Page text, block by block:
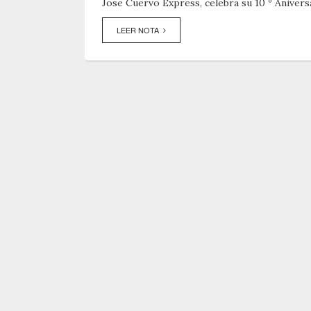
Jose Cuervo Express, celebra su 10 º
LEER NOTA